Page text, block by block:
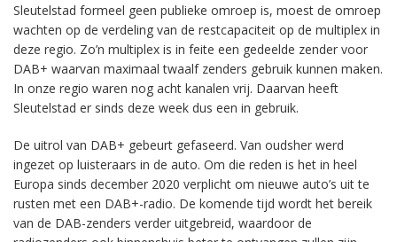
Sleutelstad formeel geen publieke omroep is, moest de omroep
wachten op de verdeling van de restcapaciteit op de multiplex in
deze regio. Zo’n multiplex is in feite een gedeelde zender voor
DAB+ waarvan maximaal twaalf zenders gebruik kunnen maken.
In onze regio waren nog acht kanalen vrij. Daarvan heeft
Sleutelstad er sinds deze week dus een in gebruik.
De uitrol van DAB+ gebeurt gefaseerd. Van oudsher werd
ingezet op luisteraars in de auto. Om die reden is het in heel
Europa sinds december 2020 verplicht om nieuwe auto’s uit te
rusten met een DAB+-radio. De komende tijd wordt het bereik
van de DAB-zenders verder uitgebreid, waardoor de